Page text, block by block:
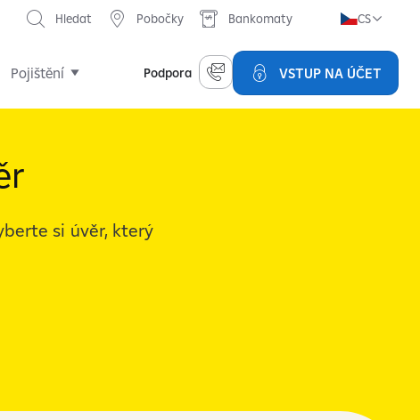
Pojištění Podpora VSTUP NA ÚČET
CS
Hledat Pobočky Bankomaty
si úvěr, který